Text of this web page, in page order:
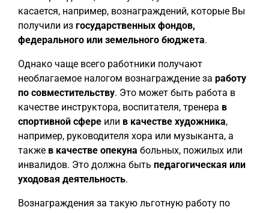
касается, например, вознаграждений, которые Вы
получили из государственных фондов,
федерального или земельного бюджета.
Однако чаще всего работники получают
необлагаемое налогом вознаграждение за работу
по совместительству. Это может быть работа в
качестве инструктора, воспитателя, тренера в
спортивной сфере или в качестве художника,
например, руководителя хора или музыканта, а
также в качестве опекуна больных, пожилых или
инвалидов. Это должна быть педагогическая или
уходовая деятельность.
Вознаграждения за такую льготную работу по